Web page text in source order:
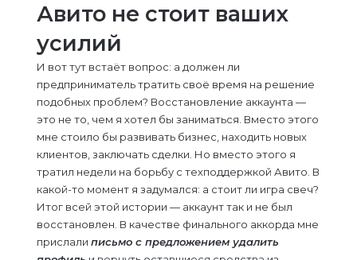
Авито не стоит ваших
усилий
И вот тут встаёт вопрос: а должен ли
предприниматель тратить своё время на решение
подобных проблем? Восстановление аккаунта —
это не то, чем я хотел бы заниматься. Вместо этого
мне стоило бы развивать бизнес, находить новых
клиентов, заключать сделки. Но вместо этого я
тратил недели на борьбу с техподдержкой Авито. В
какой-то момент я задумался: а стоит ли игра свеч?
Итог всей этой истории — аккаунт так и не был
восстановлен. В качестве финального аккорда мне
прислали письмо с предложением удалить